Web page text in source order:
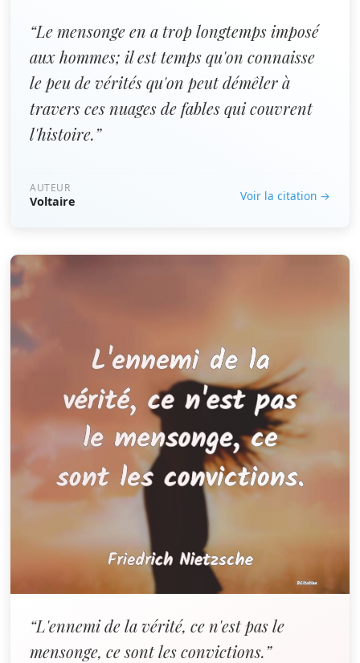
“Le mensonge en a trop longtemps imposé
aux hommes; il est temps qu'on connaisse
le peu de vérités qu'on peut démêler à
travers ces nuages de fables qui couvrent
l'histoire.”
AUTEUR
Voltaire Voir la citation →
“L'ennemi de la vérité, ce n'est pas le
mensonge, ce sont les convictions.”